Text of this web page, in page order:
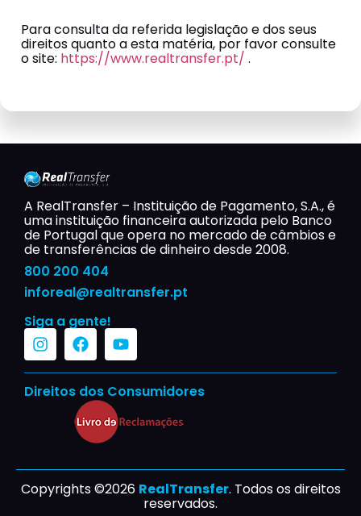
Para consulta da referida legislação e dos seus
direitos quanto a esta matéria, por favor consulte
o site: https://www.realtransfer.pt/ .
A RealTransfer – Instituição de Pagamento, S.A., é
uma instituição financeira autorizada pelo Banco
de Portugal que opera no mercado de câmbios e
de transferências de dinheiro desde 2008.
800 200 404
inforeal@realtransfer.pt​
Siga a gente!
Direitos dos Consumidores
Copyrights ©2026 RealTransfer. Todos os direitos
reservados.